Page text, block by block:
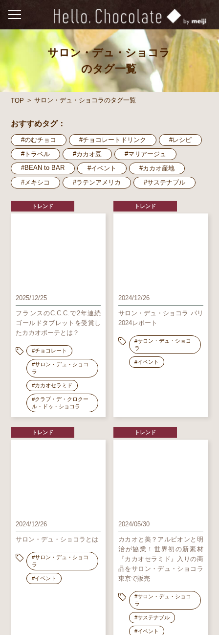
サロン・デュ・ショコラ
のタグ一覧
TOP サロン・デュ・ショコラのタグ一覧
おすすめタグ：
#のむチョコ #チョコレートドリンク
#レシピ
#トラベル
#カカオ豆
#マリアージュ
#BEAN to BAR
#イベント
#カカオ産地
#メキシコ
#ラテンアメリカ #サステナブル
トレンド
2025/12/25
フランスのC.C.C.で2年連続
ゴールドタブレットを受賞し
たカカオボーテとは？
#チョコレート
#サロン・デュ・ショコ
ラ
#カカオセラミド
#クラブ・デ・クロクー
ル・ドゥ・ショコラ
トレンド
2024/12/26
サロン・デュ・ショコラ パリ
2024レポート
#サロン・デュ・ショコ
ラ
#イベント
トレンド
2024/12/26
サロン・デュ・ショコラとは
#サロン・デュ・ショコ
ラ
#イベント
トレンド
2024/05/30
カカオと美？アルビオンと明
治が協業！世界初の新素材
『カカオセラミド』入りの商
品をサロン・デュ・ショコラ
東京で販売
#サロン・デュ・ショコ
ラ
#サステナブル
#イベント